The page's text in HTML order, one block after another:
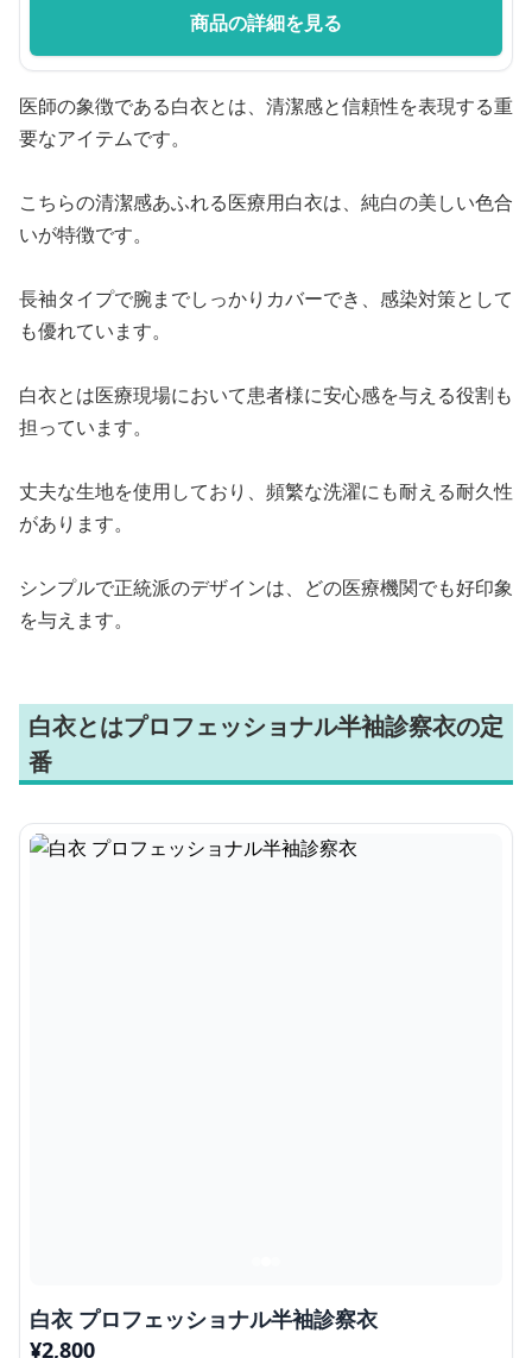
商品の詳細を見る
医師の象徴である白衣とは、清潔感と信頼性を表現する重
要なアイテムです。
こちらの清潔感あふれる医療用白衣は、純白の美しい色合
いが特徴です。
長袖タイプで腕までしっかりカバーでき、感染対策として
も優れています。
白衣とは医療現場において患者様に安心感を与える役割も
担っています。
丈夫な生地を使用しており、頻繁な洗濯にも耐える耐久性
があります。
シンプルで正統派のデザインは、どの医療機関でも好印象
を与えます。
白衣とはプロフェッショナル半袖診察衣の定
番
白衣 プロフェッショナル半袖診察衣
¥2,800